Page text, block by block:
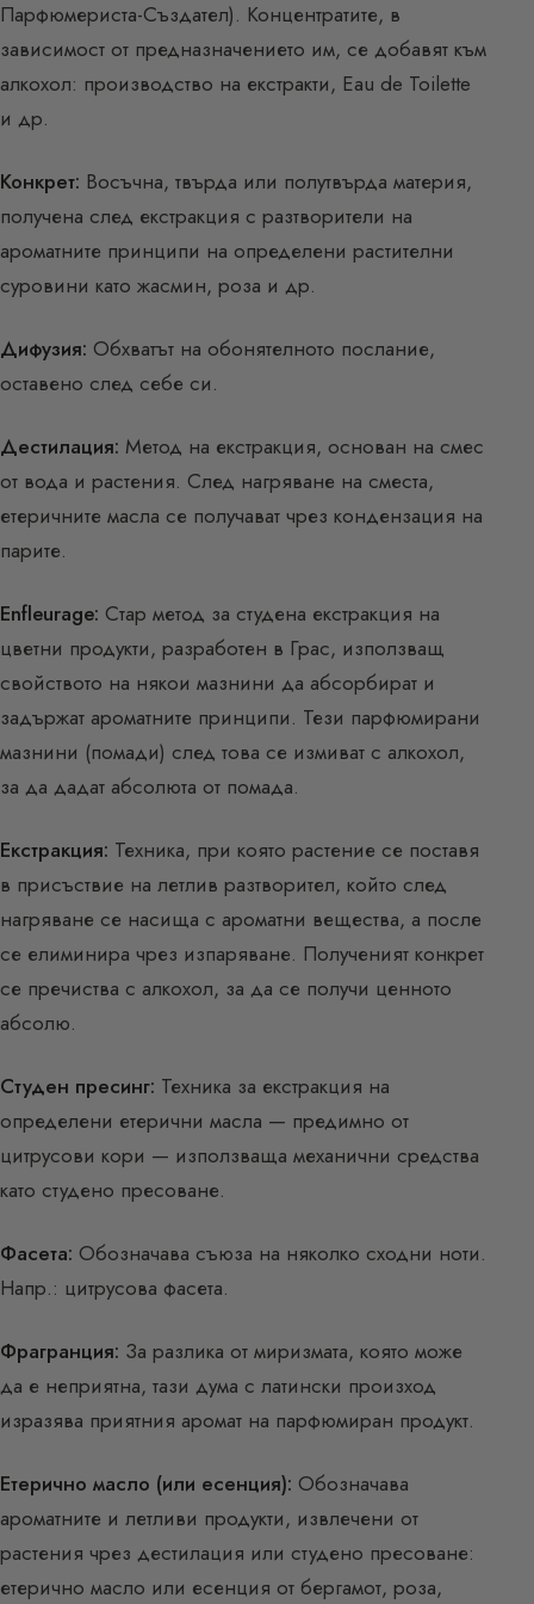
Парфюмериста-Създател). Концентратите, в
зависимост от предназначението им, се добавят към
алкохол: производство на екстракти, Eau de Toilette
и др.
Конкрет: Восъчна, твърда или полутвърда материя,
получена след екстракция с разтворители на
ароматните принципи на определени растителни
суровини като жасмин, роза и др.
Дифузия: Обхватът на обонятелното послание,
оставено след себе си.
Дестилация: Метод на екстракция, основан на смес
от вода и растения. След нагряване на сместа,
етеричните масла се получават чрез кондензация на
парите.
Enfleurage: Стар метод за студена екстракция на
цветни продукти, разработен в Грас, използващ
свойството на някои мазнини да абсорбират и
задържат ароматните принципи. Тези парфюмирани
мазнини (помади) след това се измиват с алкохол,
за да дадат абсолюта от помада.
Екстракция: Техника, при която растение се поставя
в присъствие на летлив разтворител, който след
нагряване се насища с ароматни вещества, а после
се елиминира чрез изпаряване. Полученият конкрет
се пречиства с алкохол, за да се получи ценното
абсолю.
Студен пресинг: Техника за екстракция на
определени етерични масла — предимно от
цитрусови кори — използваща механични средства
като студено пресоване.
Фасета: Обозначава съюза на няколко сходни ноти.
Напр.: цитрусова фасета.
Фрагранция: За разлика от миризмата, която може
да е неприятна, тази дума с латински произход
изразява приятния аромат на парфюмиран продукт.
Етерично масло (или есенция): Обозначава
ароматните и летливи продукти, извлечени от
растения чрез дестилация или студено пресоване:
етерично масло или есенция от бергамот, роза,